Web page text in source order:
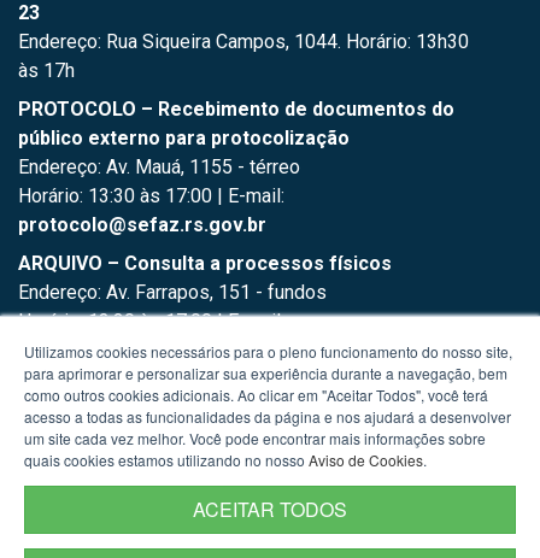
23
Endereço: Rua Siqueira Campos, 1044. Horário: 13h30
às 17h
PROTOCOLO – Recebimento de documentos do
público externo para protocolização
Endereço: Av. Mauá, 1155 - térreo
Horário: 13:30 às 17:00 | E-mail:
protocolo@sefaz.rs.gov.br
ARQUIVO – Consulta a processos físicos
Endereço: Av. Farrapos, 151 - fundos
Horário: 13:30 às 17:00 | E-mail:
arquivo.supad@sefaz.rs.gov.br
Utilizamos cookies necessários para o pleno funcionamento do nosso site,
para aprimorar e personalizar sua experiência durante a navegação, bem
como outros cookies adicionais. Ao clicar em "Aceitar Todos", você terá
acesso a todas as funcionalidades da página e nos ajudará a desenvolver
um site cada vez melhor. Você pode encontrar mais informações sobre
quais cookies estamos utilizando no nosso Aviso de Cookies.
ACEITAR TODOS